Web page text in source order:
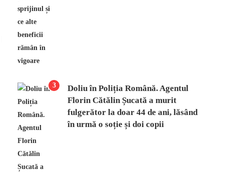
3
Doliu în Poliția Română. Agentul
Florin Cătălin Șucată a murit
fulgerător la doar 44 de ani, lăsând
în urmă o soție și doi copii